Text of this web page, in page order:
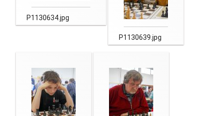
P1130634.jpg
P1130639.jpg